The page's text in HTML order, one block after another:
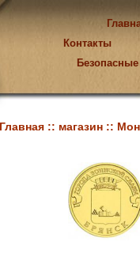
Контакты
Главная :: магазин ::